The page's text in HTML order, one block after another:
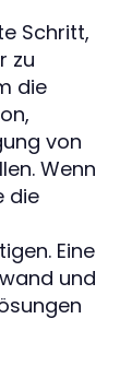
Schritt,
zu
die
von
Wenn
die
Eine
und